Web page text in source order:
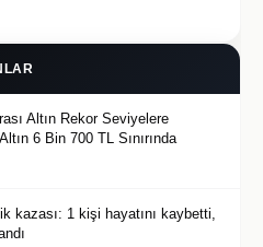
Altın Rekor Seviyelere
6 Bin 700 TL Sınırında
kazası: 1 kişi hayatını kaybetti,